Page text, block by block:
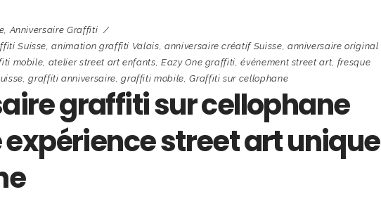
,Anniversaire Graffiti
Suisse,animation graffiti Valais, anniversaire créatif Suisse, anniversaire original
mobile, atelier street art enfants, Eazy One graffiti,événement street art, fresque
,graffiti anniversaire,graffiti mobile,Graffiti sur cellophane
graffiti sur cellophane
expérience street art unique